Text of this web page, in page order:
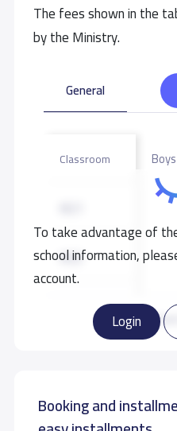
The fees shown in the
by the Ministry.
To take advantage of
school information,
account.
Login
General
Classroom
KG2
GRADE 2
Booking and